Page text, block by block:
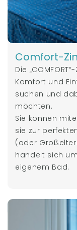
Comfort-
Die
Komfort und
suchen und
möchten.
Sie können
sie zur
(oder
handelt sich
eigenem Bad.